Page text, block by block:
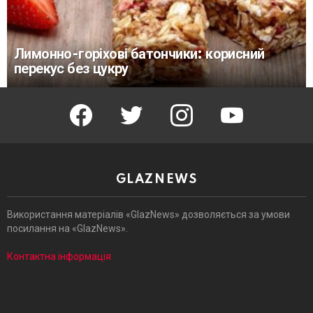
Лимонно-горіхові батончики: корисний
перекус без цукру
facebook twitter instagram youtube
GLAZNEWS
Використання матеріалів «GlazNews» дозволяється за умови
посилання на «GlazNews».
Контактна інформація